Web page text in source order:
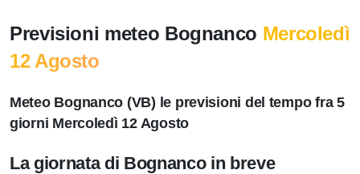
Previsioni meteo Bognanco Mercoledì
12 Agosto
Meteo Bognanco (VB) le previsioni del tempo fra 5
giorni Mercoledì 12 Agosto
La giornata di Bognanco in breve